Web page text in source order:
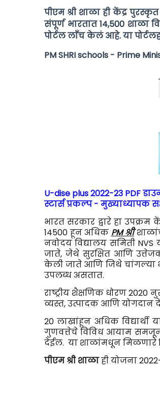
पीएम श्री शाळा ही केंद्र
संपूर्ण भारतात 14,500 शाळा
पोर्टल लाँच केलं आहे. या
PM SHRI schools - Prime
U-dise plus 2022-23 PDF
स्टार्स प्रकल्प - मुख्याध्यापक
भारत सरकार द्वारे हा उपक्रम
14500 हून अधिक PM श्री
नवोदय विद्यालय समिती
जाते, जेथे सुरक्षित आणि
केली जाते आणि जिथे चांगल्या
उपलब्ध असतात.
राष्ट्रीय शैक्षणिक धोरण
व्यस्त, उत्पादक आणि योगदान
20 लाखांहून अधिक विद्यार्थी
गुणवत्तेचे विविध आयाम समजून
देईल. या शाळांमधून मिळणारे
पीएम श्री शाळाही योजना